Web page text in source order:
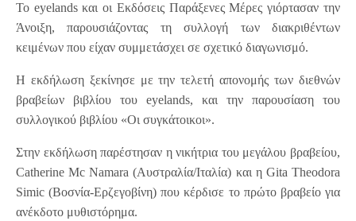
Το eyelands και οι Εκδόσεις Παράξενες Μέρες γιόρτασαν την
Άνοιξη, παρουσιάζοντας τη συλλογή των διακριθέντων
κειμένων που είχαν συμμετάσχει σε σχετικό διαγωνισμό.
Η εκδήλωση ξεκίνησε με την τελετή απονομής των διεθνών
βραβείων βιβλίου του eyelands, και την παρουσίαση του
συλλογικού βιβλίου «Οι συγκάτοικοι».
Στην εκδήλωση παρέστησαν η νικήτρια του μεγάλου βραβείου,
Catherine Mc Namara (Αυστραλία/Ιταλία) και η Gita Theodora
Simic (Βοσνία-Ερζεγοβίνη) που κέρδισε το πρώτο βραβείο για
ανέκδοτο μυθιστόρημα.